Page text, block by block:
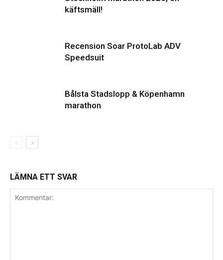
käftsmäll!
Recension Soar ProtoLab ADV
Speedsuit
Bålsta Stadslopp & Köpenhamn
marathon
LÄMNA ETT SVAR